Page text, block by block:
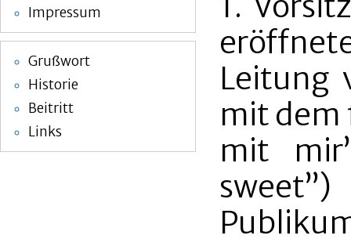
Impressum
Grußwort
Historie
Beitritt
Links
Leitung
mit dem
mit